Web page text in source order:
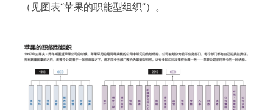
（见图表“苹果的职能型组织”）。